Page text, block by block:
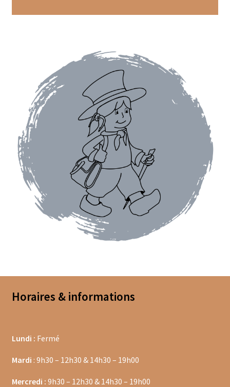
Insectes comestibles
Poissons
Préparations repas
Tartinables
Gourmandises sucrées
Biscuits gourmands
Chocolats
Chocolats chauds
Tablettes et barres chocolatées
Tablettes de chocolat
Confitures
Horaires & informations
Lundi : Fermé
Mardi : 9h30 – 12h30 & 14h30 – 19h00
Mercredi : 9h30 – 12h30 & 14h30 – 19h00